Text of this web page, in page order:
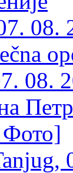
08.
08.